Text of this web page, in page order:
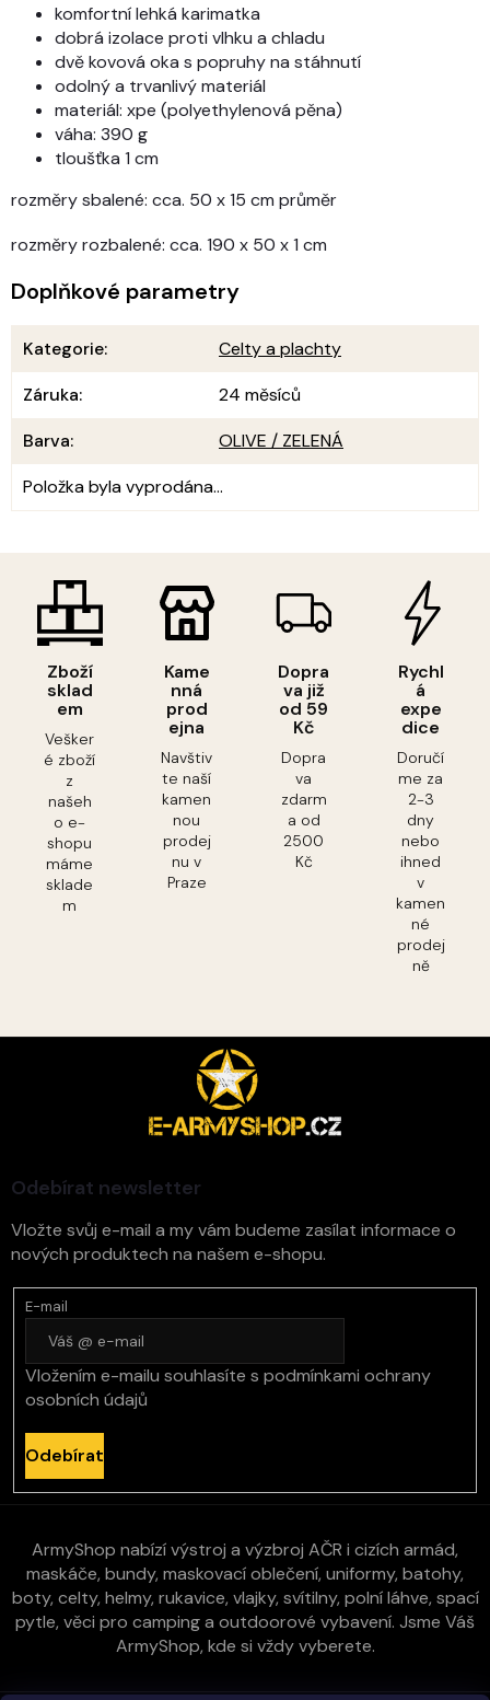
Zboží
sklad
em
Vešker
é zboží
z
našeh
o e-
shopu
máme
sklade
m
Kame
nná
prod
ejna
Navštiv
te naší
kamen
nou
prodej
nu v
Praze
Dopra
va již
od 59
Kč
Dopra
va
zdarm
a od
2500
Kč
Rychl
á
expe
dice
Doručí
me za
2-3
dny
nebo
ihned
v
kamen
né
prodej
ně
komfortní lehká karimatka
dobrá izolace proti vlhku a chladu
dvě kovová oka s popruhy na stáhnutí
odolný a trvanlivý materiál
materiál: xpe (polyethylenová pěna)
váha: 390 g
tloušťka 1 cm
rozměry sbalené: cca. 50 x 15 cm průměr
rozměry rozbalené: cca. 190 x 50 x 1 cm
Doplňkové parametry
Kategorie:
Celty a plachty
Záruka:
24 měsíců
Barva:
OLIVE / ZELENÁ
Položka byla vyprodána…
Odebírat newsletter
Vložte svůj e-mail a my vám budeme zasílat informace o
nových produktech na našem e-shopu.
E-mail
Vložením e-mailu souhlasíte s podmínkami ochrany
osobních údajů
Odebírat
ArmyShop nabízí výstroj a výzbroj AČR i cizích armád,
maskáče, bundy, maskovací oblečení, uniformy, batohy,
boty, celty, helmy, rukavice, vlajky, svítilny, polní láhve, spací
pytle, věci pro camping a outdoorové vybavení. Jsme Váš
ArmyShop, kde si vždy vyberete.